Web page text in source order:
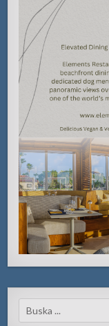
Search
for: